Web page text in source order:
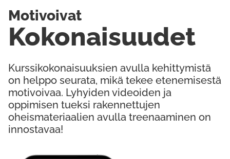
Kurssikokonaisuuksien avulla kehittymistä
on helppo seurata, mikä tekee etenemisestä
motivoivaa. Lyhyiden videoiden ja
oppimisen tueksi rakennettujen
oheismateriaalien avulla treenaaminen on
innostavaa!
Kokonaisuudet
Motivoivat